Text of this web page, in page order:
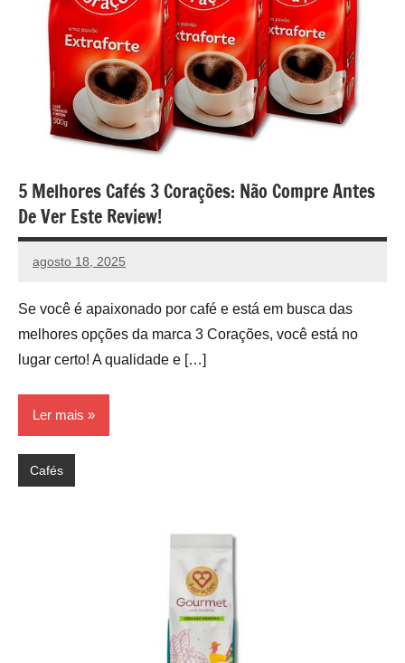
5 Melhores Cafés 3 Corações: Não Compre Antes
De Ver Este Review!
agosto 18, 2025
vih.santoss@gmail.com
Nenhum
Se você é apaixonado por café e está em busca das
melhores opções da marca 3 Corações, você está no
lugar certo! A qualidade e […]
Ler mais
Cafés